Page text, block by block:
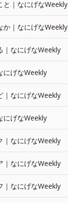
と｜なにげなWeekly
か｜なにげなWeekly
｜なにげなWeekly
にげなWeekly
｜なにげなWeekly
にげなWeekly
｜なにげなWeekly
｜なにげなWeekly
｜なにげなWeekly